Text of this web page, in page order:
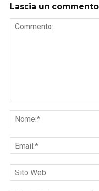
Lascia un commento